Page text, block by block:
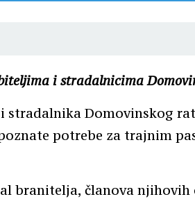
i stradalnicima
Domovinskog
potrebe za trajnim
branitelja, članova